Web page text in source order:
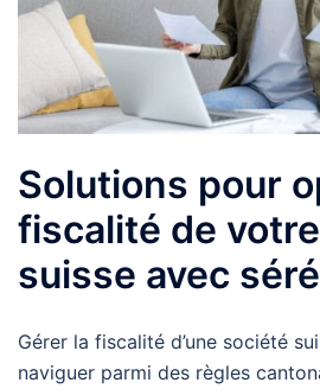
Solutions pour
fiscalité de
suisse avec
Gérer la fiscalité d’une société
naviguer parmi des règles